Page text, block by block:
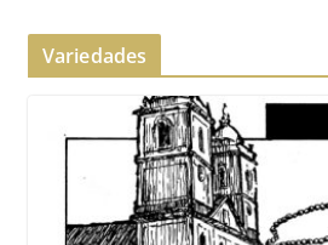
Variedades